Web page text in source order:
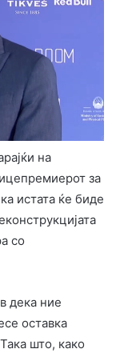
на
за
истата ќе биде
со
дека ние
оставка
што, како